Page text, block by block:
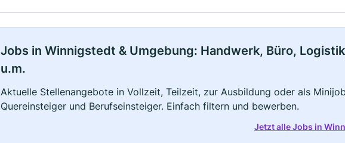
Jobs in Winnigstedt & Umgebung: Handwerk, Büro,
u.m.
Aktuelle Stellenangebote in Vollzeit, Teilzeit, zur Ausbildung oder als
Quereinsteiger und Berufseinsteiger. Einfach filtern und bewerben.
Jetzt alle Jobs in